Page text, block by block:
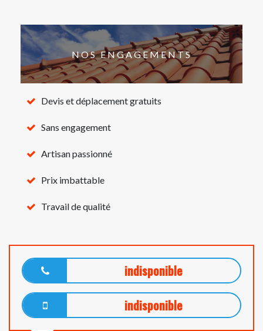
NOS ENGAGEMENTS
Devis et déplacement gratuits
Sans engagement
Artisan passionné
Prix imbattable
Travail de qualité
indisponible
indisponible